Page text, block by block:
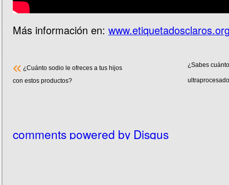
Más información en:
¿Sabes
« ¿Cuánto sodio le ofreces a tus hijos
con estos productos?
comments powered by Disqus